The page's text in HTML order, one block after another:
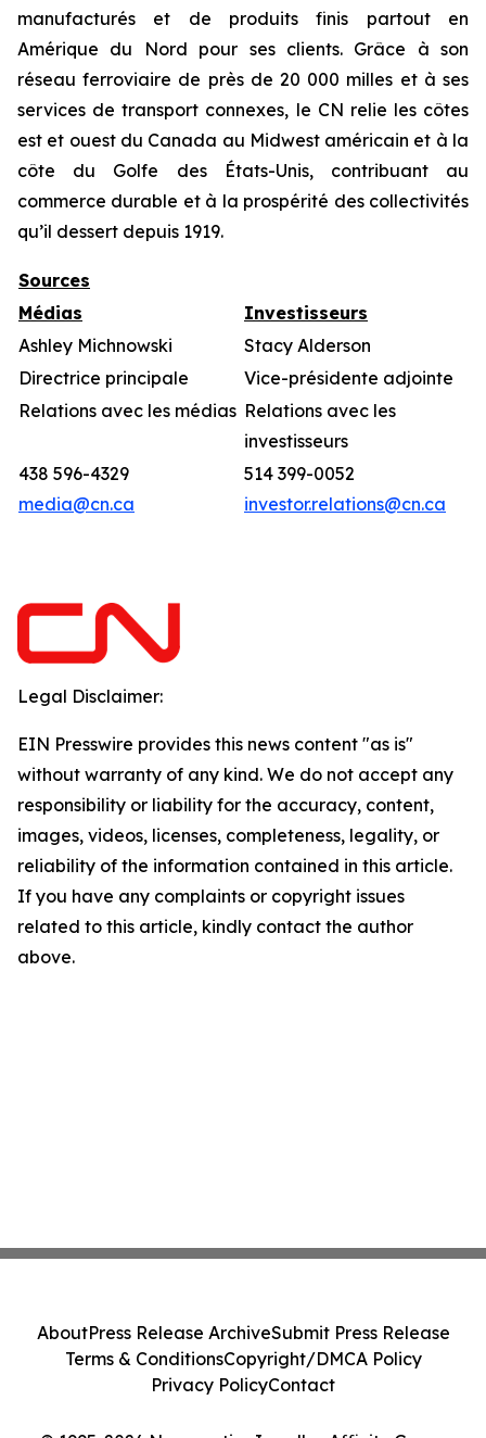
manufacturés et de produits finis partout en
Amérique du Nord pour ses clients. Grâce à son
réseau ferroviaire de près de 20 000 milles et à ses
services de transport connexes, le CN relie les côtes
est et ouest du Canada au Midwest américain et à la
côte du Golfe des États-Unis, contribuant au
commerce durable et à la prospérité des collectivités
qu’il dessert depuis 1919.
Sources
Médias
Investisseurs
Ashley Michnowski
Stacy Alderson
Directrice principale
Vice-présidente adjointe
Relations avec les médias Relations avec les
investisseurs
438 596-4329
media@cn.ca
514 399-0052
investor.relations@cn.ca
Legal Disclaimer:
EIN Presswire provides this news content "as is"
without warranty of any kind. We do not accept any
responsibility or liability for the accuracy, content,
images, videos, licenses, completeness, legality, or
reliability of the information contained in this article.
If you have any complaints or copyright issues
related to this article, kindly contact the author
above.
AboutPress Release ArchiveSubmit Press Release
Terms & ConditionsCopyright/DMCA Policy
Privacy PolicyContact